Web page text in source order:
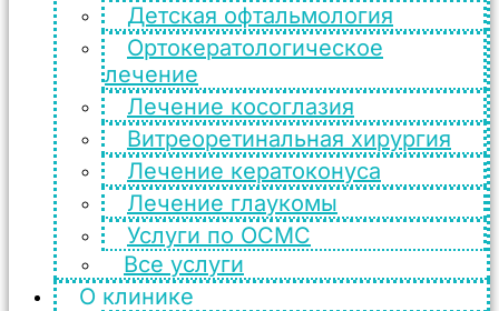
Детская офтальмология
Ортокератологическое
лечение
Лечение косоглазия
Витреоретинальная хирургия
Лечение кератоконуса
Лечение глаукомы
Услуги по ОСМС
Все услуги
О клинике